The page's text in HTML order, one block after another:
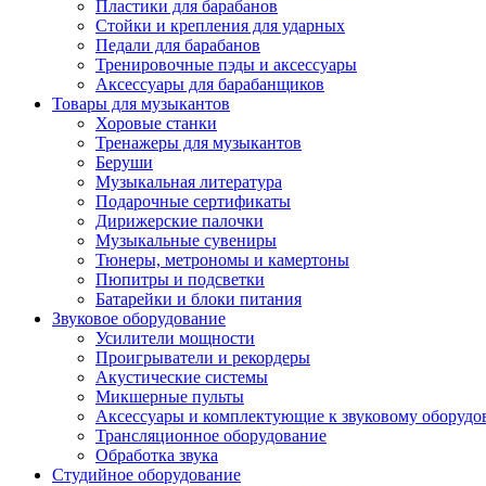
Пластики для барабанов
Стойки и крепления для ударных
Педали для барабанов
Тренировочные пэды и аксессуары
Аксессуары для барабанщиков
Товары для музыкантов
Хоровые станки
Тренажеры для музыкантов
Беруши
Музыкальная литература
Подарочные сертификаты
Дирижерские палочки
Музыкальные сувениры
Тюнеры, метрономы и камертоны
Пюпитры и подсветки
Батарейки и блоки питания
Звуковое оборудование
Усилители мощности
Проигрыватели и рекордеры
Акустические системы
Микшерные пульты
Аксессуары и комплектующие к звуковому
Трансляционное оборудование
Обработка звука
Студийное оборудование